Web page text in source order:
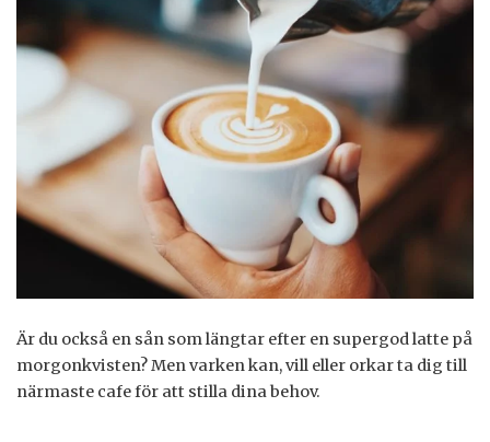
Är du också en sån som längtar efter en supergod latte på
morgonkvisten? Men varken kan, vill eller orkar ta dig till
närmaste cafe för att stilla dina behov.